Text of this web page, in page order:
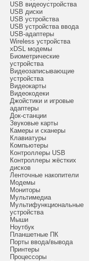
USB видеоустройства
USB диски
USB устройства
USB устройства ввода
USB-адаптеры
Wireless устройства
xDSL модемы
Биометрические
устройства
Видеозаписывающие
устройства
Видеокарты
Видеокодеки
Джойстики и игровые
адаптеры
Док-станции
Звуковые карты
Камеры и сканеры
Клавиатуры
Компьютеры
Контроллеры USB
Контроллеры жёстких
дисков
Ленточные накопители
Модемы
Мониторы
Мультимедиа
Мультифункциональные
устройства
Мыши
Ноутбук
Планшетные ПК
Порты ввода/вывода
Принтеры
Процессоры